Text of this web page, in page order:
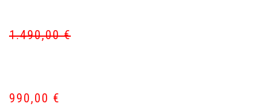
1.490,00€
990,00 €